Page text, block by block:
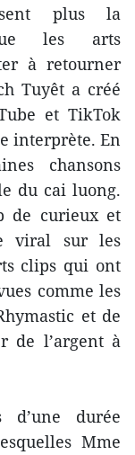
plus la
les arts
à retourner
Tuyêt a créé
et TikTok
interprète. En
chansons
du cai luong.
de curieux et
viral sur les
clips qui ont
comme les
et de
de l’argent à
d’une durée
Mme